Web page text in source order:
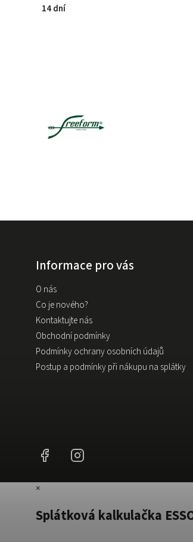
14 dní
Informace pro vás
O nás
Co je nového?
Kontaktujte nás
Obchodní podmínky
Podmínky ochrany osobních údajů
Postup a podmínky při nákupu na splátky
Facebook
×
Splátková kalkulačka